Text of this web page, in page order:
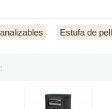
Estufa de